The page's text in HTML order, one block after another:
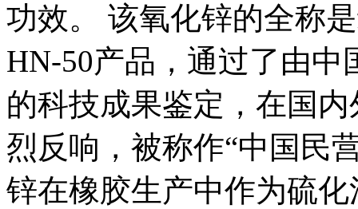
功效。 该氧化锌的全称
HN-50产品，通过了由
的科技成果鉴定，在国
烈反响，被称作“中国民
锌在橡胶生产中作为硫